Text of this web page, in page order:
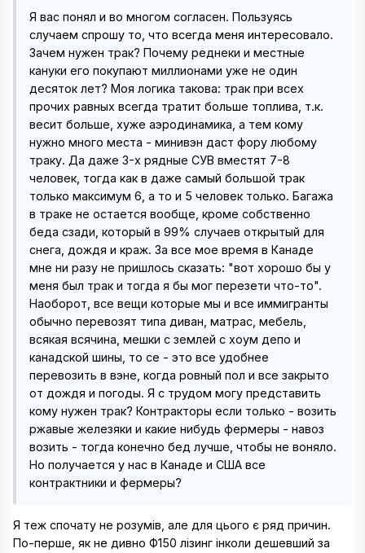
Я вас понял и во многом согласен. Пользуясь
случаем спрошу то, что всегда меня интересовало.
Зачем нужен трак? Почему реднеки и местные
кануки его покупают миллионами уже не один
десяток лет? Моя логика такова: трак при всех
прочих равных всегда тратит больше топлива, т.к.
весит больше, хуже аэродинамика, а тем кому
нужно много места - минивэн даст фору любому
траку. Да даже 3-х рядные СУВ вместят 7-8
человек, тогда как в даже самый большой трак
только максимум 6, а то и 5 человек только. Багажа
в траке не остается вообще, кроме собственно
беда сзади, который в 99% случаев открытый для
снега, дождя и краж. За все мое время в Канаде
мне ни разу не пришлось сказать: "вот хорошо бы у
меня был трак и тогда я бы мог перезети что-то".
Наоборот, все вещи которые мы и все иммигранты
обычно перевозят типа диван, матрас, мебель,
всякая всячина, мешки с землей с хоум депо и
канадской шины, то се - это все удобнее
перевозить в вэне, когда ровный пол и все закрыто
от дождя и погоды. Я с трудом могу представить
кому нужен трак? Контракторы если только - возить
ржавые железяки и какие нибудь фермеры - навоз
возить - тогда конечно бед лучше, чтобы не воняло.
Но получается у нас в Канаде и США все
контрактники и фермеры?
Я теж спочату не розумів, але для цього є ряд причин.
По-перше, як не дивно Ф150 лізинг інколи дешевший за